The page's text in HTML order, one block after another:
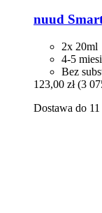
nuud
2x 20ml
4-5
Bez
123,00 zł (3
Dostawa do 11